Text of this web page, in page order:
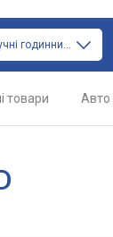
тільки наручні годинники
товари Авто